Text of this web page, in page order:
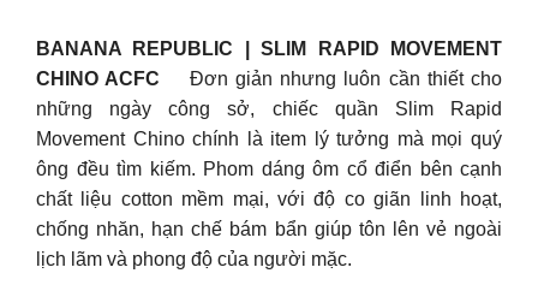
BANANA REPUBLIC | SLIM RAPID MOVEMENT
CHINO ACFC
Đơn giản nhưng luôn cần thiết cho
những ngày công sở, chiếc quần Slim Rapid
Movement Chino chính là item lý tưởng mà mọi quý
ông đều tìm kiếm. Phom dáng ôm cổ điển bên cạnh
chất liệu cotton mềm mại, với độ co giãn linh hoạt,
chống nhăn, hạn chế bám bẩn giúp tôn lên vẻ ngoài
lịch lãm và phong độ của người mặc.